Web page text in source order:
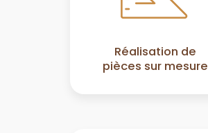
Réalisation de
pièces sur mesure